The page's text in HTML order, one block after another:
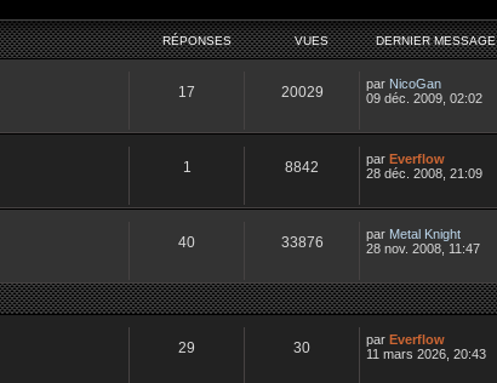
RÉPONSES VUES DERNIER MESSAGE
17 20029 par NicoGan
09 déc. 2009, 02:02
1 8842 par Everflow
28 déc. 2008, 21:09
40 33876 par Metal Knight
28 nov. 2008, 11:47
29 30 par Everflow
11 mars 2026, 20:43